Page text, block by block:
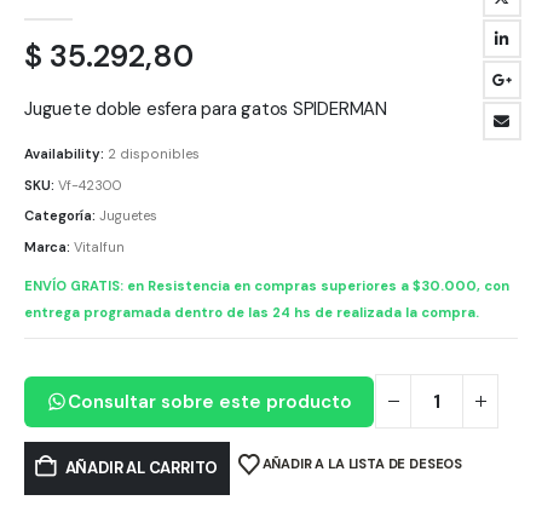
$ 35.292,80
Juguete doble esfera para gatos SPIDERMAN
Availability: 2 disponibles
SKU: Vf-42300
Categoría: Juguetes
Marca: Vitalfun
ENVÍO GRATIS: en Resistencia en compras superiores a $30.000, con
entrega programada dentro de las 24 hs de realizada la compra.
Consultar sobre este producto
AÑADIR AL CARRITO AÑADIR A LA LISTA DE DESEOS